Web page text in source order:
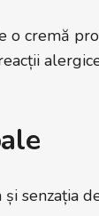
o cremă
senzația